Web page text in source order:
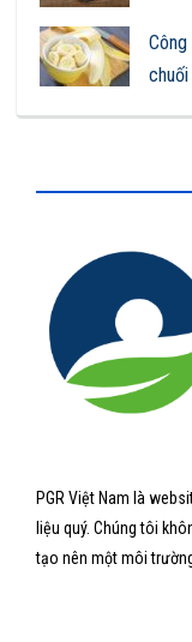
PGR Việt Nam là
liệu quý. Chúng tôi
tạo nên một môi